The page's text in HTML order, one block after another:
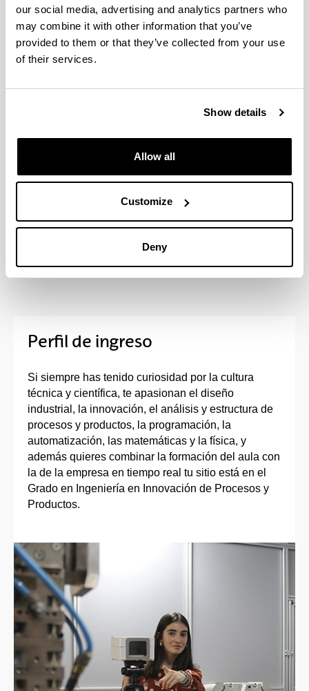
our social media, advertising and analytics partners who
may combine it with other information that you’ve
provided to them or that they’ve collected from your use
of their services.
Show details
Allow all
Customize
Deny
Euskara, ingelesa, gaztelania
IRAKASKUNTZA MOTA
Ikasgelako gradua
112 €
Sarrera froga espezifikoa egingo da: USE
emaitzaren %30 eta froga espezifikoaren
izateko
50 plaza, sarrera-frogarekin
Perfil de ingreso
Si siempre has tenido curiosidad por la cultura
técnica y científica, te apasionan el diseño
industrial, la innovación, el análisis y estructura de
procesos y productos, la programación, la
automatización, las matemáticas y la física, y
además quieres combinar la formación del aula con
la de la empresa en tiempo real tu sitio está en el
Grado en Ingeniería en Innovación de Procesos y
Productos.